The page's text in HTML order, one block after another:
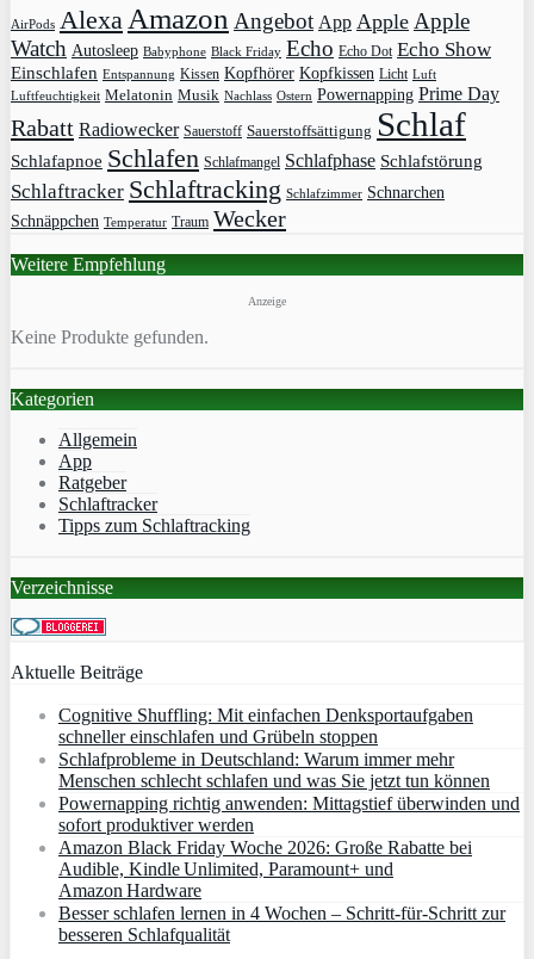
AirPods Alexa Amazon Angebot App Apple Apple
Watch Autosleep Babyphone Black Friday Echo Echo Dot Echo Show
Einschlafen Entspannung Kissen Kopfhörer Kopfkissen Licht Luft
Luftfeuchtigkeit Melatonin Musik Nachlass Ostern Powernapping Prime Day
Rabatt Radiowecker Sauerstoff Sauerstoffsättigung Schlaf
Schlafapnoe Schlafen Schlafmangel Schlafphase Schlafstörung
Schlaftracker Schlaftracking Schlafzimmer Schnarchen
Schnäppchen Temperatur Traum Wecker
Weitere Empfehlung
Anzeige
Keine Produkte gefunden.
Kategorien
Allgemein
App
Ratgeber
Schlaftracker
Tipps zum Schlaftracking
Verzeichnisse
Aktuelle Beiträge
Cognitive Shuffling: Mit einfachen Denksportaufgaben
schneller einschlafen und Grübeln stoppen
Schlafprobleme in Deutschland: Warum immer mehr
Menschen schlecht schlafen und was Sie jetzt tun können
Powernapping richtig anwenden: Mittagstief überwinden und
sofort produktiver werden
Amazon Black Friday Woche 2026: Große Rabatte bei
Audible, Kindle Unlimited, Paramount+ und
Amazon Hardware
Besser schlafen lernen in 4 Wochen – Schritt‑für‑Schritt zur
besseren Schlafqualität